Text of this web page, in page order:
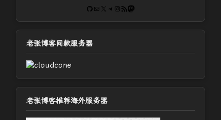
GitHub
电子邮件 X Telegram
Instagram
RSS FeedMastodon
老张博客同款服务器
老张博客推荐海外服务器